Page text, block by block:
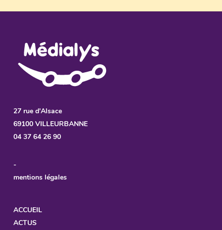
27 rue d'Alsace
69100 VILLEURBANNE
04 37 64 26 90
-
mentions légales
ACCUEIL
ACTUS